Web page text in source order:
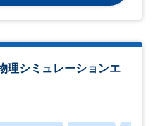
理シミュレーションエ